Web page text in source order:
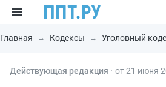
Главная Кодексы Уголовный
Действующая редакция ⸱ от 21 июня